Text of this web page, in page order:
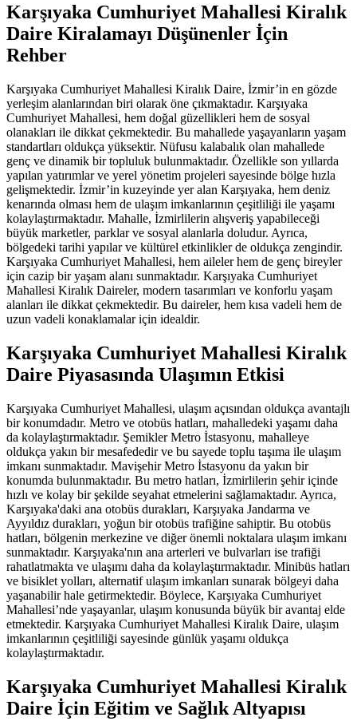
Karşıyaka Cumhuriyet Mahallesi Kiralık
Daire Kiralamayı Düşünenler İçin
Rehber
Karşıyaka Cumhuriyet Mahallesi Kiralık Daire, İzmir’in en gözde
yerleşim alanlarından biri olarak öne çıkmaktadır. Karşıyaka
Cumhuriyet Mahallesi, hem doğal güzellikleri hem de sosyal
olanakları ile dikkat çekmektedir. Bu mahallede yaşayanların yaşam
standartları oldukça yüksektir. Nüfusu kalabalık olan mahallede
genç ve dinamik bir topluluk bulunmaktadır. Özellikle son yıllarda
yapılan yatırımlar ve yerel yönetim projeleri sayesinde bölge hızla
gelişmektedir. İzmir’in kuzeyinde yer alan Karşıyaka, hem deniz
kenarında olması hem de ulaşım imkanlarının çeşitliliği ile yaşamı
kolaylaştırmaktadır. Mahalle, İzmirlilerin alışveriş yapabileceği
büyük marketler, parklar ve sosyal alanlarla doludur. Ayrıca,
bölgedeki tarihi yapılar ve kültürel etkinlikler de oldukça zengindir.
Karşıyaka Cumhuriyet Mahallesi, hem aileler hem de genç bireyler
için cazip bir yaşam alanı sunmaktadır. Karşıyaka Cumhuriyet
Mahallesi Kiralık Daireler, modern tasarımları ve konforlu yaşam
alanları ile dikkat çekmektedir. Bu daireler, hem kısa vadeli hem de
uzun vadeli konaklamalar için idealdir.
Karşıyaka Cumhuriyet Mahallesi Kiralık
Daire Piyasasında Ulaşımın Etkisi
Karşıyaka Cumhuriyet Mahallesi, ulaşım açısından oldukça avantajlı
bir konumdadır. Metro ve otobüs hatları, mahalledeki yaşamı daha
da kolaylaştırmaktadır. Şemikler Metro İstasyonu, mahalleye
oldukça yakın bir mesafededir ve bu sayede toplu taşıma ile ulaşım
imkanı sunmaktadır. Mavişehir Metro İstasyonu da yakın bir
konumda bulunmaktadır. Bu metro hatları, İzmirlilerin şehir içinde
hızlı ve kolay bir şekilde seyahat etmelerini sağlamaktadır. Ayrıca,
Karşıyaka'daki ana otobüs durakları, Karşıyaka Jandarma ve
Ayyıldız durakları, yoğun bir otobüs trafiğine sahiptir. Bu otobüs
hatları, bölgenin merkezine ve diğer önemli noktalara ulaşım imkanı
sunmaktadır. Karşıyaka'nın ana arterleri ve bulvarları ise trafiği
rahatlatmakta ve ulaşımı daha da kolaylaştırmaktadır. Minibüs hatları
ve bisiklet yolları, alternatif ulaşım imkanları sunarak bölgeyi daha
yaşanabilir hale getirmektedir. Böylece, Karşıyaka Cumhuriyet
Mahallesi’nde yaşayanlar, ulaşım konusunda büyük bir avantaj elde
etmektedir. Karşıyaka Cumhuriyet Mahallesi Kiralık Daire, ulaşım
imkanlarının çeşitliliği sayesinde günlük yaşamı oldukça
kolaylaştırmaktadır.
Karşıyaka Cumhuriyet Mahallesi Kiralık
Daire İçin Eğitim ve Sağlık Altyapısı